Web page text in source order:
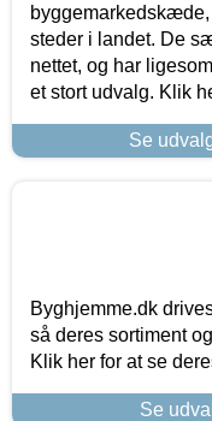
steder i landet. De
nettet, og har
et stort udvalg. Klik
Se
Byghjemme.dk
så deres sortiment
Klik her for at se
Se